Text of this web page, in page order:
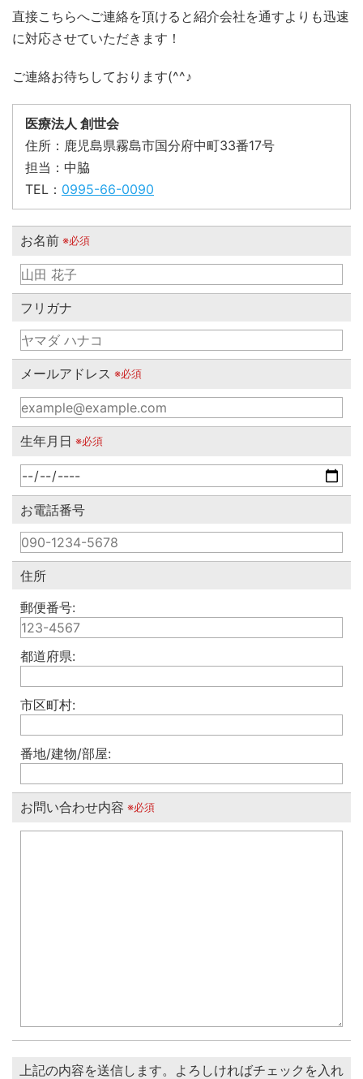
直接こちらへご連絡を頂けると紹介会社を通すよりも迅速
に対応させていただきます！
ご連絡お待ちしております(^^♪
医療法人 創世会
住所：鹿児島県霧島市国分府中町33番17号
担当：中脇
TEL： 0995-66-0090
お名前 ※必須
フリガナ
メールアドレス ※必須
生年月日 ※必須
お電話番号
住所
郵便番号:
都道府県:
市区町村:
番地/建物/部屋:
お問い合わせ内容 ※必須
上記の内容を送信します。よろしければチェックを入れ